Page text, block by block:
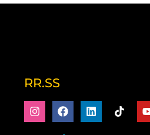
RR.SS